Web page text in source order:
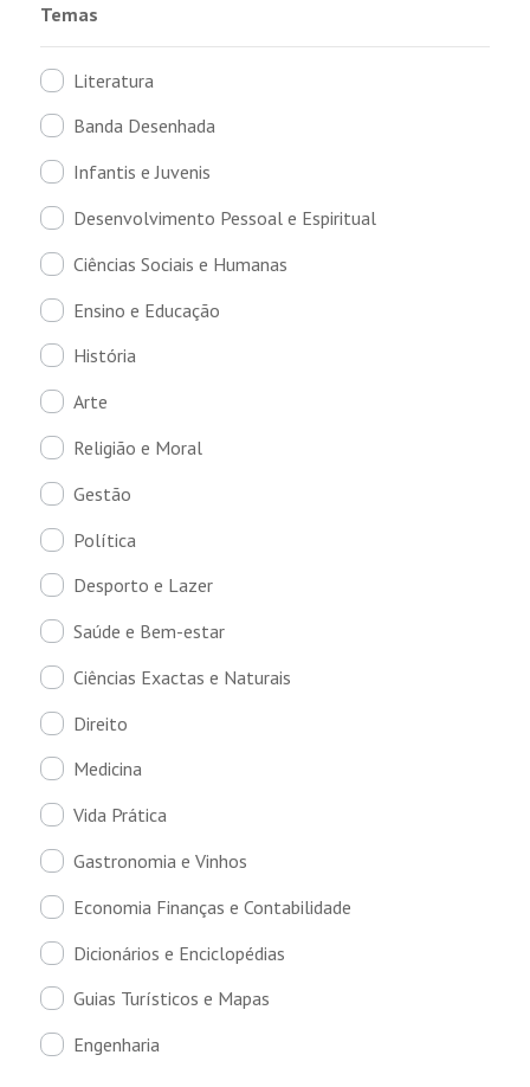
Temas
Literatura
Banda Desenhada
Infantis e Juvenis
Desenvolvimento Pessoal e Espiritual
Ciências Sociais e Humanas
Ensino e Educação
História
Arte
Religião e Moral
Gestão
Política
Desporto e Lazer
Saúde e Bem-estar
Ciências Exactas e Naturais
Direito
Medicina
Vida Prática
Gastronomia e Vinhos
Economia Finanças e Contabilidade
Dicionários e Enciclopédias
Guias Turísticos e Mapas
Engenharia